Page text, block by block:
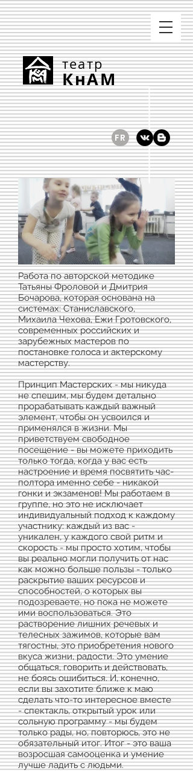
театр
КнАМ
FR
Работа по авторской методике
Татьяны Фроловой и Дмитрия
Бочарова, которая основана на
системах: Станиславского,
Михаила Чехова, Ежи Гротовского,
современных российских и
зарубежных мастеров по
постановке голоса и актерскому
мастерству.
Принцип Мастерских - мы никуда
не спешим, мы будем детально
прорабатывать каждый важный
элемент, чтобы он усвоился и
применялся в жизни. Мы
приветствуем свободное
посещение - вы можете приходить
только тогда, когда у вас есть
настроение и время посвятить час-
полтора именно себе - никакой
гонки и экзаменов! Мы работаем в
группе, но это не исключает
индивидуальный подход к каждому
участнику: каждый из вас -
уникален, у каждого свой ритм и
скорость - мы просто хотим, чтобы
вы реально могли получить от нас
как можно больше пользы - только
раскрытие ваших ресурсов и
способностей, о которых вы
подозреваете, но пока не можете
ими воспользоваться. Это
растворение лишних речевых и
телесных зажимов, которые вам
тягостны, это приобретения нового
вкуса жизни, радости. Это умение
общаться, говорить и действовать,
не боясь ошибиться. И, конечно,
если вы захотите ближе к маю
сделать что-то интересное вместе
- спектакль, открытый урок или
сольную программу - мы будем
только рады, но, повторюсь, это не
обязательный итог. Итог - это ваша
возросшая самооценка и умение
лучше ладить с людьми.